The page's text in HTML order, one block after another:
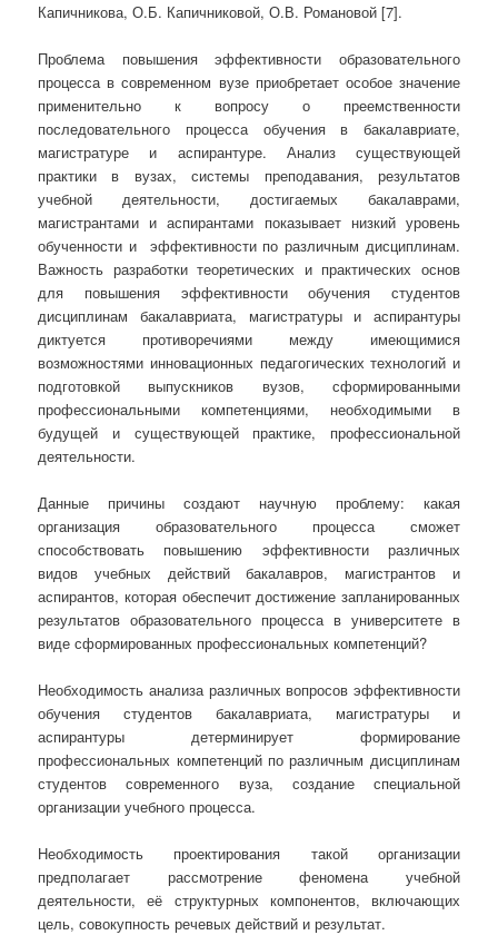
Капичникова, О.Б. Капичниковой, О.В. Романовой [7].
Проблема повышения эффективности образовательного
процесса в современном вузе приобретает особое значение
применительно к вопросу о преемственности
последовательного процесса обучения в бакалавриате,
магистратуре и аспирантуре. Анализ существующей
практики в вузах, системы преподавания, результатов
учебной деятельности, достигаемых бакалаврами,
магистрантами и аспирантами показывает низкий уровень
обученности и эффективности по различным дисциплинам.
Важность разработки теоретических и практических основ
для повышения эффективности обучения студентов
дисциплинам бакалавриата, магистратуры и аспирантуры
диктуется противоречиями между имеющимися
возможностями инновационных педагогических технологий и
подготовкой выпускников вузов, сформированными
профессиональными компетенциями, необходимыми в
будущей и существующей практике, профессиональной
деятельности.
Данные причины создают научную проблему: какая
организация образовательного процесса сможет
способствовать повышению эффективности различных
видов учебных действий бакалавров, магистрантов и
аспирантов, которая обеспечит достижение запланированных
результатов образовательного процесса в университете в
виде сформированных профессиональных компетенций?
Необходимость анализа различных вопросов эффективности
обучения студентов бакалавриата, магистратуры и
аспирантуры детерминирует формирование
профессиональных компетенций по различным дисциплинам
студентов современного вуза, создание специальной
организации учебного процесса.
Необходимость проектирования такой организации
предполагает рассмотрение феномена учебной
деятельности, её структурных компонентов, включающих
цель, совокупность речевых действий и результат.